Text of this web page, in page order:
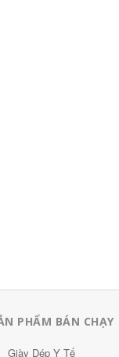
PHẨM BÁN CHẠY
Giày Dép Y Tế